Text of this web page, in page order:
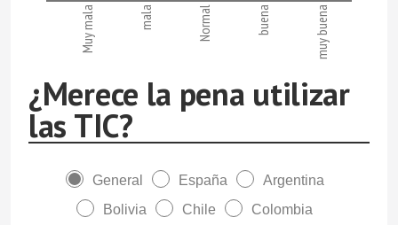
Muy mala mala Normal buena muy buena
¿Merece la pena utilizar
las TIC?
General España
Argentina
Bolivia
Chile
Colombia